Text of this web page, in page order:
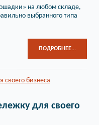
на любом складе,
выбранного типа
ПОДРОБНЕЕ...
для своего